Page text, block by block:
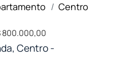
Centro
800.000,00
Centro -